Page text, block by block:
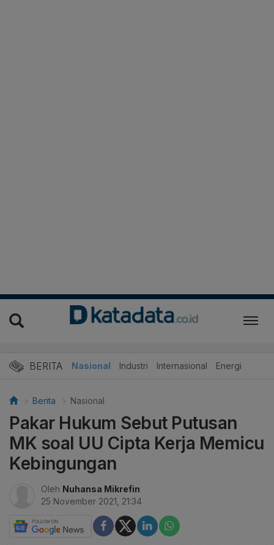
BERITA Nasional Industri Internasional Energi
Berita Nasional
Pakar Hukum Sebut Putusan
MK soal UU Cipta Kerja Memicu
Kebingungan
Oleh Nuhansa Mikrefin
25 November 2021, 21:34